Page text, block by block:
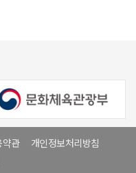
약관
개인정보처리방침